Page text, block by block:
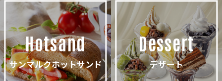
Hotsand
サンマルクホットサンド
Dessert
デザート